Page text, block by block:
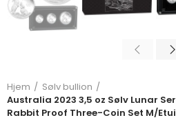
Hjem
Sølv bullion
Australia 2023 3,5 oz Sølv Lunar
Rabbit Proof Three-Coin Set M/